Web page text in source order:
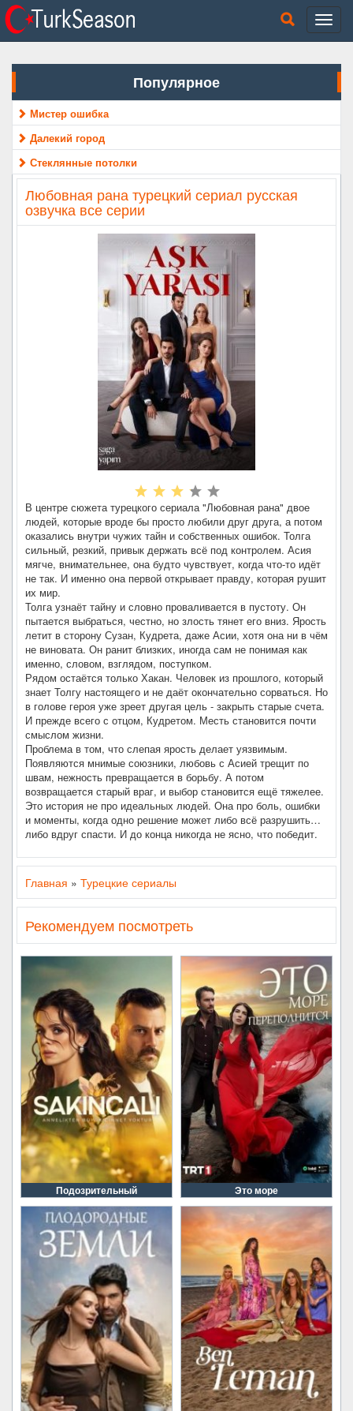
Популярное
Мистер ошибка
Далекий город
Стеклянные потолки
Любовная рана турецкий сериал русская
озвучка все серии
В центре сюжета турецкого сериала "Любовная рана" двое
людей, которые вроде бы просто любили друг друга, а потом
оказались внутри чужих тайн и собственных ошибок. Толга
сильный, резкий, привык держать всё под контролем. Асия
мягче, внимательнее, она будто чувствует, когда что-то идёт
не так. И именно она первой открывает правду, которая рушит
их мир.
Толга узнаёт тайну и словно проваливается в пустоту. Он
пытается выбраться, честно, но злость тянет его вниз. Ярость
летит в сторону Сузан, Кудрета, даже Асии, хотя она ни в чём
не виновата. Он ранит близких, иногда сам не понимая как
именно, словом, взглядом, поступком.
Рядом остаётся только Хакан. Человек из прошлого, который
знает Толгу настоящего и не даёт окончательно сорваться. Но
в голове героя уже зреет другая цель - закрыть старые счета.
И прежде всего с отцом, Кудретом. Месть становится почти
смыслом жизни.
Проблема в том, что слепая ярость делает уязвимым.
Появляются мнимые союзники, любовь с Асией трещит по
швам, нежность превращается в борьбу. А потом
возвращается старый враг, и выбор становится ещё тяжелее.
Это история не про идеальных людей. Она про боль, ошибки
и моменты, когда одно решение может либо всё разрушить…
либо вдруг спасти. И до конца никогда не ясно, что победит.
Главная » Турецкие сериалы
Рекомендуем посмотреть
Подозрительный Это море